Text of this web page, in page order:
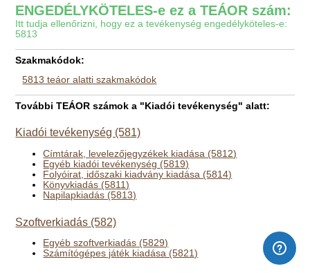
ENGEDÉLYKÖTELES-e ez a TEÁOR szám:
Itt tudja ellenőrizni, hogy ez a tevékenység engedélyköteles-e:
5813
Szakmakódok:
5813 teáor alatti szakmakódok
További TEÁOR számok a "Kiadói tevékenység" alatt:
Kiadói tevékenység (581)
Címtárak, levelezőjegyzékek kiadása (5812)
Egyéb kiadói tevékenység (5819)
Folyóirat, időszaki kiadvány kiadása (5814)
Könyvkiadás (5811)
Napilapkiadás (5813)
Szoftverkiadás (582)
Egyéb szoftverkiadás (5829)
Számítógépes játék kiadása (5821)